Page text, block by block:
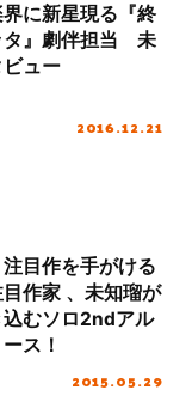
に新星現る『終
タ』劇伴担当 未
ュー
2016.12.21
目作を手がける
作家 、未知瑠が
むソロ2ndアル
ス！
2015.05.29